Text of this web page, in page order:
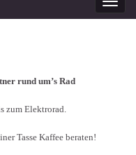
rund um’s Rad
zum Elektrorad.
Tasse Kaffee beraten!